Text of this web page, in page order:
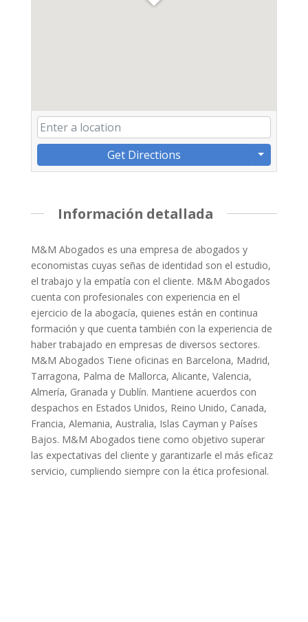
Get Directions
Información detallada
M&M Abogados es una empresa de abogados y
economistas cuyas señas de identidad son el estudio,
el trabajo y la empatía con el cliente. M&M Abogados
cuenta con profesionales con experiencia en el
ejercicio de la abogacía, quienes están en continua
formación y que cuenta también con la experiencia de
haber trabajado en empresas de diversos sectores.
M&M Abogados Tiene oficinas en Barcelona, Madrid,
Tarragona, Palma de Mallorca, Alicante, Valencia,
Almería, Granada y Dublín. Mantiene acuerdos con
despachos en Estados Unidos, Reino Unido, Canada,
Francia, Alemania, Australia, Islas Cayman y Países
Bajos. M&M Abogados tiene como objetivo superar
las expectativas del cliente y garantizarle el más eficaz
servicio, cumpliendo siempre con la ética profesional.